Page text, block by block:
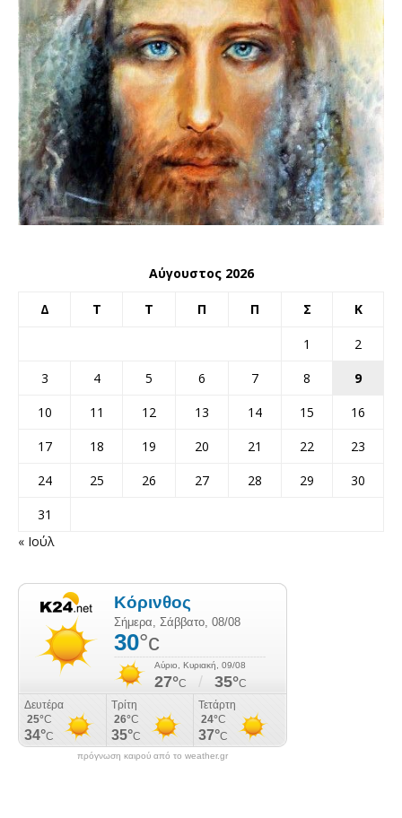
Αύγουστος 2026
Δ Τ Τ Π Π Σ Κ
1
2
3
4 5 6 7 8
9
10
11 12 13 14 15
16
17
18 19 20 21 22
23
24
25 26 27 28 29
30
31
« Ιούλ
πρόγνωση καιρού από το weather.gr